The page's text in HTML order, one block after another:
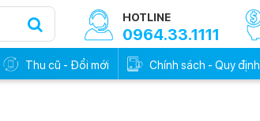
HOTLINE
0964.33.1111
Thu cũ - Đổi mới Chính sách - Quy định